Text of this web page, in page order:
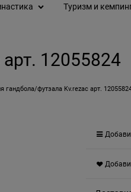
Туризм и
12055824
гандбола/футзала Kv.rezac арт.